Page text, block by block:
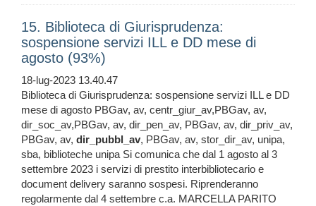
15. Biblioteca di Giurisprudenza:
sospensione servizi ILL e DD mese di
agosto (93%)
18-lug-2023 13.40.47
Biblioteca di Giurisprudenza: sospensione servizi ILL e DD
mese di agosto PBGav, av, centr_giur_av,PBGav, av,
dir_soc_av,PBGav, av, dir_pen_av, PBGav, av, dir_priv_av,
PBGav, av, dir_pubbl_av, PBGav, av, stor_dir_av, unipa,
sba, biblioteche unipa Si comunica che dal 1 agosto al 3
settembre 2023 i servizi di prestito interbibliotecario e
document delivery saranno sospesi. Riprenderanno
regolarmente dal 4 settembre c.a. MARCELLA PARITO